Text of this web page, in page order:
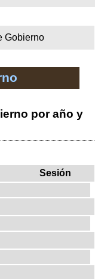
Gobierno
por año y
Sesión